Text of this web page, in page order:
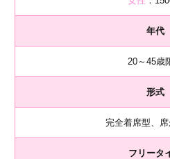
年代
20～45歳
形式
完全着席型、席
フリータ